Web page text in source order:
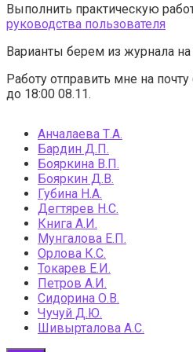
Выполнить практическую
руководства пользователя
Варианты берем из журнала на
Работу отправить мне на
до 18:00 08.11.
Анчалаева Т.А.
Бардин Д.П.
Бояркина В.П.
Бояркин Д.В.
Губина Н.А.
Дегтярев Н.С.
Книга А.И.
Мунгалова Е.П.
Орлова К.С.
Токарев Е.И.
Петров А.И.
Сидорина О.В.
Чучуй Д.Ю.
Шивырталова А.С.